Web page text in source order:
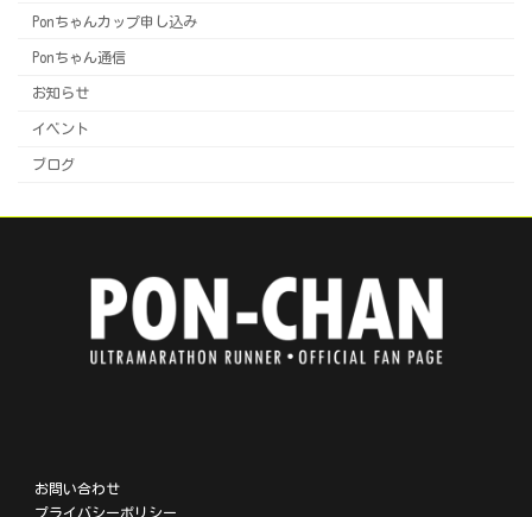
Ponちゃんカップ申し込み
Ponちゃん通信
お知らせ
イベント
ブログ
お問い合わせ
プライバシーポリシー